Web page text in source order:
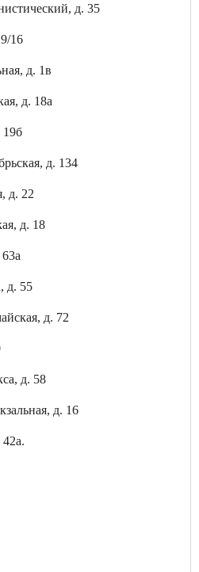
д. 35
16
д. 1в
д. 18а
19б
д. 134
д. 22
д. 18
д. 55
д. 72
д. 58
д. 16